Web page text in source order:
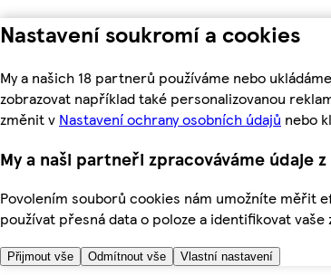
Nastavení soukromí a cookies
My a našich 18 partnerů používáme nebo
zobrazovat například také personalizovanou
změnit v Nastavení ochrany osobních údajů nebo
My a naši partneři zpracováváme údaje
Povolením souborů cookies nám umožníte měřit
používat přesná data o poloze a identifikovat vaše
Přijmout vše Odmítnout vše Vlastní nastavení